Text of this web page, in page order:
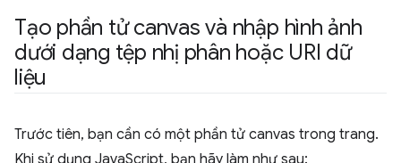
Tạo phần tử canvas và nhập hình ảnh
dưới dạng tệp nhị phân hoặc URI dữ
liệu
Trước tiên, bạn cần có một phần tử canvas trong trang.
Khi sử dụng JavaScript, bạn hãy làm như sau: